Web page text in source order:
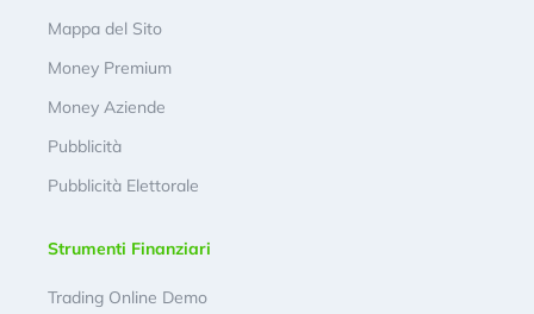
Mappa del Sito
Money Premium
Money Aziende
Pubblicità
Pubblicità Elettorale
Strumenti Finanziari
Trading Online Demo